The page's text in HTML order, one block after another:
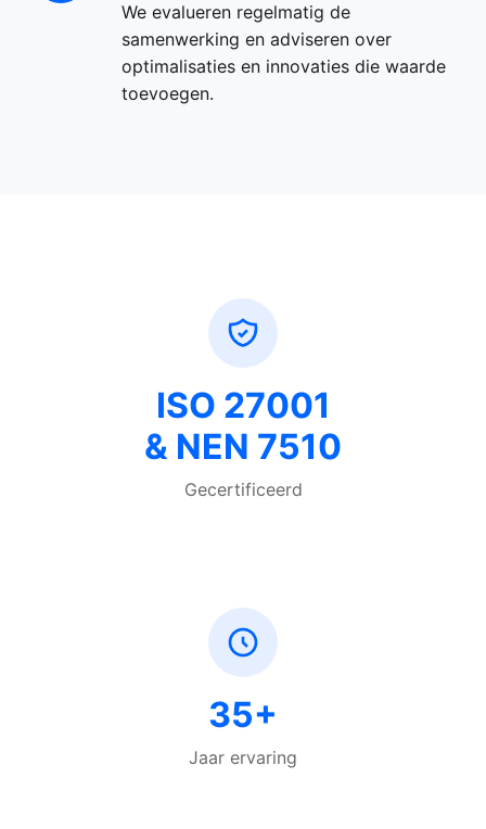
We evalueren regelmatig de
samenwerking en adviseren over
optimalisaties en innovaties die waarde
toevoegen.
ISO 27001
& NEN 7510
Gecertificeerd
35+
Jaar ervaring